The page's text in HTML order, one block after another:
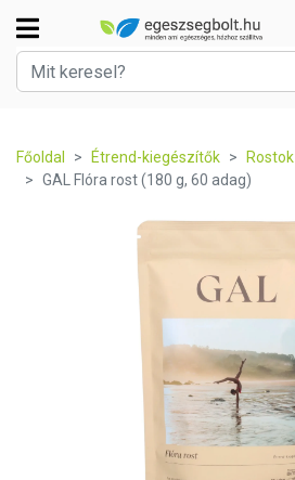
Főoldal Étrend-kiegészítők
Rostok
GAL Flóra rost (180 g, 60 adag)